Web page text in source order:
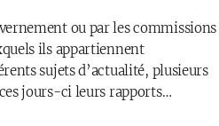
ou par les commissions
ils appartiennent
sujets d’actualité, plusieurs
jours-ci leurs rapports…